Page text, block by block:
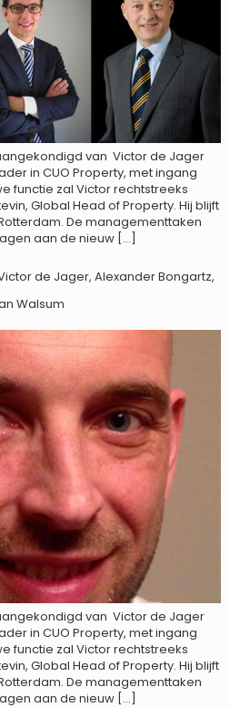
van Victor de Jager
in CUO Property, met ingang
functie zal Victor rechtstreeks
Global Head of Property. Hij blijft
De managementtaken
aan de nieuw […]
de Jager, Alexander Bongartz,
Walsum
van Victor de Jager
in CUO Property, met ingang
functie zal Victor rechtstreeks
Global Head of Property. Hij blijft
De managementtaken
aan de nieuw […]